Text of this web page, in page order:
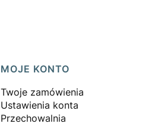
MOJE KONTO
Twoje zamówienia
Ustawienia konta
Przechowalnia